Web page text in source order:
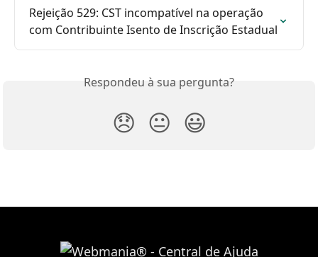
Rejeição 529: CST incompatível na operação
com Contribuinte Isento de Inscrição Estadual
Respondeu à sua pergunta?
😞 😐 😃